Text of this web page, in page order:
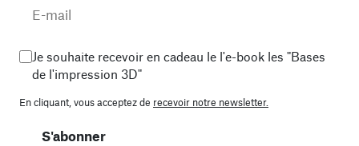
Je souhaite recevoir en cadeau le l'e-book les "Bases
de l'impression 3D"
En cliquant, vous acceptez de recevoir notre newsletter.
S'abonner